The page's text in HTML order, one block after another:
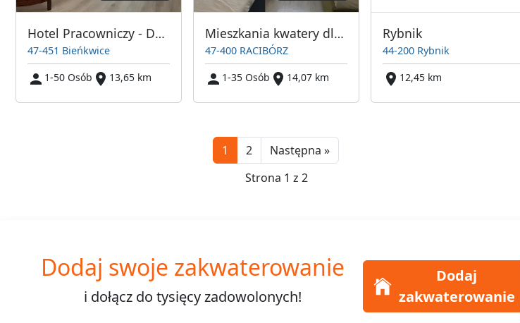
Hotel Pracowniczy - Dom dla pracowników - Mieszkania do wynajęcia
47-451 Bieńkwice
1-50 Osób
13,65 km
Mieszkania kwatery dla pracowników
47-400 RACIBÓRZ
1-35 Osób
14,07 km
Rybnik
44-200 Rybnik
12,45 km
1 2 Następna »Next
Strona 1 z 2
Dodaj swoje zakwaterowanie
i dołącz do tysięcyzadowolonych!
Dodaj
zakwaterowanie